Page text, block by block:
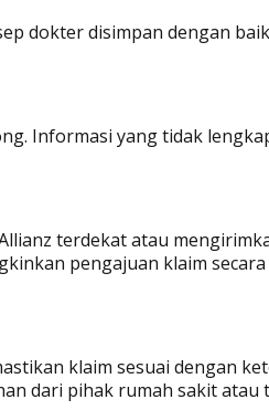
dokter disimpan dengan
Informasi yang tidak
terdekat atau
pengajuan klaim
klaim sesuai dengan
dari pihak rumah sakit atau